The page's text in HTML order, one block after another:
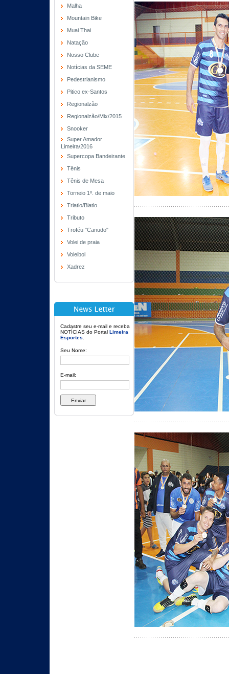
Malha
Mountain Bike
Muai Thai
Natação
Nosso Clube
Notícias da SEME
Pedestrianismo
Pitico ex-Santos
Regionalzão
Regionalzão/Mix/2015
Snooker
Super Amador
Limeira/2016
Supercopa Bandeirante
Tênis
Tênis de Mesa
Torneio 1º. de maio
Triatlo/Biatlo
Tributo
Troféu "Canudo"
Volei de praia
Voleibol
Xadrez
Cadastre seu e-mail e receba
NOTÍCIAS do Portal Limeira
Esportes
Seu Nome:
E-mail: